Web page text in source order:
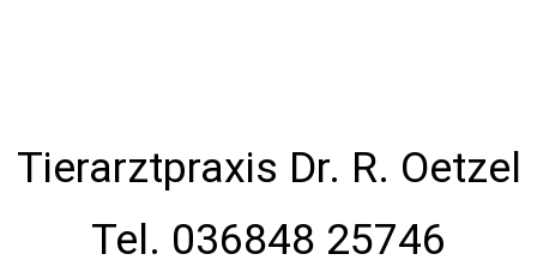
Tierarztpraxis Dr. R. Oetzel
Tel. 036848 25746